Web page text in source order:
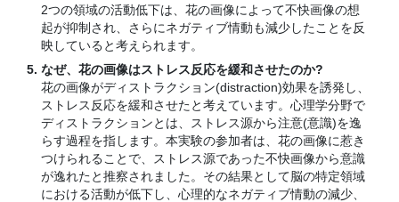
2つの領域の活動低下は、花の画像によって不快画像の想
起が抑制され、さらにネガティブ情動も減少したことを反
映していると考えられます。
なぜ、花の画像はストレス反応を緩和させたのか?
花の画像がディストラクション(distraction)効果を誘発し、
ストレス反応を緩和させたと考えています。心理学分野で
ディストラクションとは、ストレス源から注意(意識)を逸
らす過程を指します。本実験の参加者は、花の画像に惹き
つけられることで、ストレス源であった不快画像から意識
が逸れたと推察されました。その結果として脳の特定領域
における活動が低下し、心理的なネガティブ情動の減少、